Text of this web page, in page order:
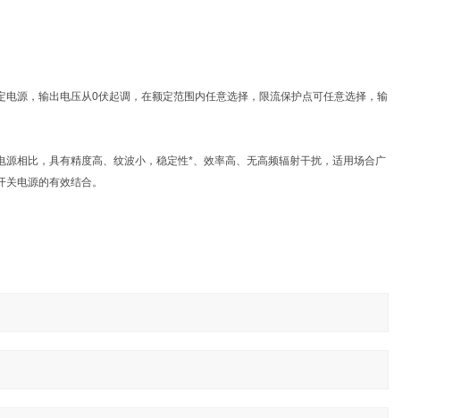
源，输出电压从0伏起调，在额定范围内任意选择，限流保护点可任意选择，输
相比，具有精度高、纹波小，稳定性*、效率高、无高频辐射干扰，适用场合广
电源的有效结合。